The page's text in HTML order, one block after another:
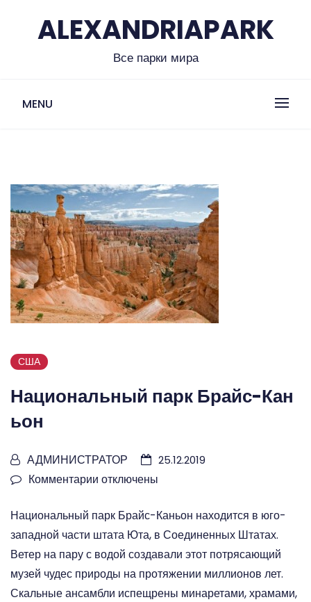
ALEXANDRIAPARK
Все парки мира
MENU
США
Национальный парк Брайс-Кан
ьон
АДМИНИСТРАТОР 25.12.2019
Комментарии к
Национальный
парк
Брайс-
Каньон
отключены
Национальный парк Брайс-Каньон находится в юго-
западной части штата Юта, в Соединенных Штатах.
Ветер на пару с водой создавали этот потрясающий
музей чудес природы на протяжении миллионов лет.
Скальные ансамбли испещрены минаретами, храмами,